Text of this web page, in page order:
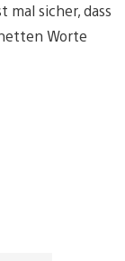
sicher, dass
Worte